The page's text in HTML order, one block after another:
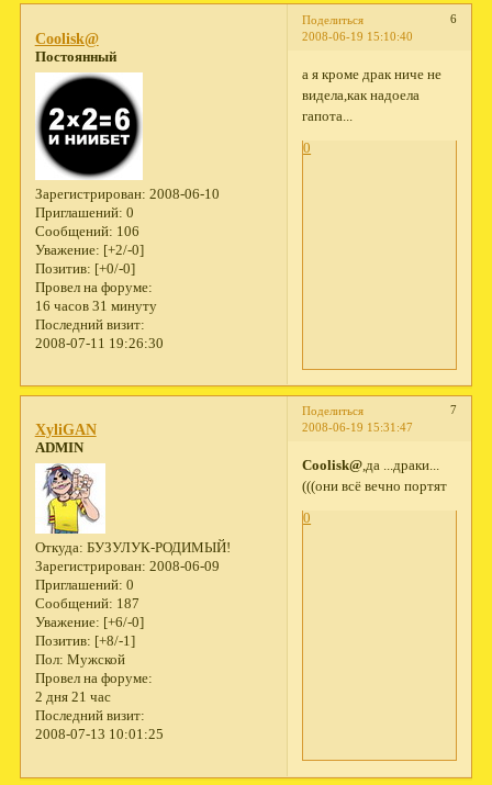
Поделиться
6
2008-06-19 15:10:40
Coolisk@
Постоянный
Зарегистрирован: 2008-06-10
Приглашений: 0
Сообщений: 106
Уважение: [+2/-0]
Позитив: [+0/-0]
Провел на форуме:
16 часов 31 минуту
Последний визит:
2008-07-11 19:26:30
а я кроме драк ниче не
видела,как надоела
гапота...
0
Поделиться
7
2008-06-19 15:31:47
XyliGAN
ADMIN
Откуда: БУЗУЛУК-РОДИМЫЙ!
Зарегистрирован: 2008-06-09
Приглашений: 0
Сообщений: 187
Уважение: [+6/-0]
Позитив: [+8/-1]
Пол: Мужской
Провел на форуме:
2 дня 21 час
Последний визит:
2008-07-13 10:01:25
Coolisk@,да ...драки...
(((они всё вечно портят
0